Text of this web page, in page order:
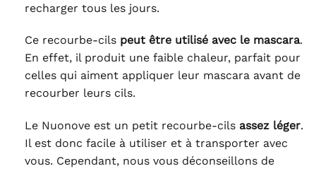
recharger tous les jours.
Ce recourbe-cils peut être utilisé avec le mascara.
En effet, il produit une faible chaleur, parfait pour
celles qui aiment appliquer leur mascara avant de
recourber leurs cils.
Le Nuonove est un petit recourbe-cils assez léger.
Il est donc facile à utiliser et à transporter avec
vous. Cependant, nous vous déconseillons de